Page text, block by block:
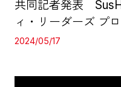
共同記者発表
ィ・リーダーズ プ
2024/05/17